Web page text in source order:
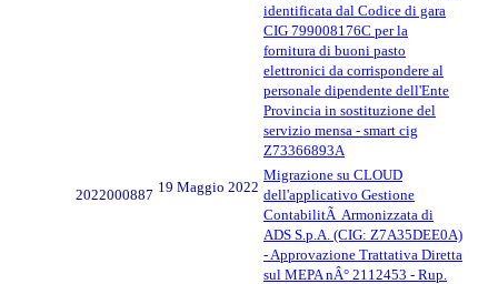
identificata dal Codice di gara
CIG 799008176C per la
fornitura di buoni pasto
elettronici da corrispondere al
personale dipendente dell'Ente
Provincia in sostituzione del
servizio mensa - smart cig
Z73366893A
2022000887 19 Maggio 2022
Migrazione su CLOUD
dell'applicativo Gestione
ContabilitÃ Armonizzata di
ADS S.p.A. (CIG: Z7A35DEE0A)
- Approvazione Trattativa Diretta
sul MEPA nÂ° 2112453 - Rup.